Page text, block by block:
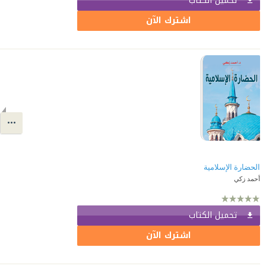
اشترك الآن
الحضارة الإسلامية
أحمد زكي
تحميل الكتاب
اشترك الآن